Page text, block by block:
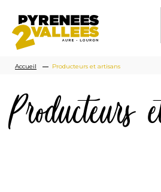
contenu
principal
Fil
d'Ariane
Accueil Producteurs et artisans
Producteurs